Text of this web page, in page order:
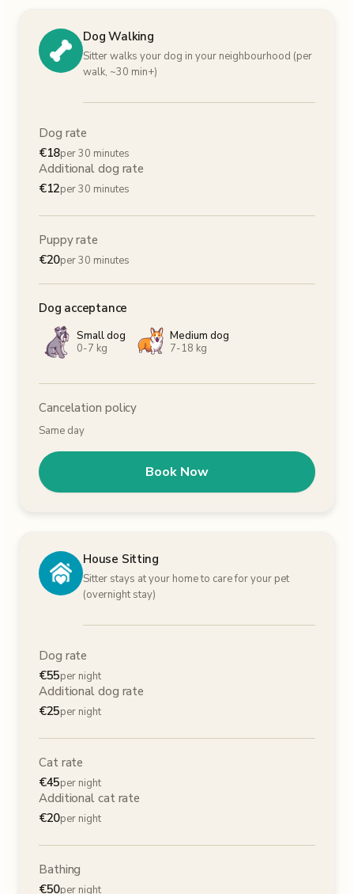
Dog Walking
Sitter walks your dog in your neighbourhood (per
walk, ~30 min+)
Dog rate
€18per 30 minutes
Additional dog rate
€12per 30 minutes
Puppy rate
€20per 30 minutes
Dog acceptance
Small dog
0-7 kg
Medium dog
7-18 kg
Cancelation policy
Same day
Book Now
House Sitting
Sitter stays at your home to care for your pet
(overnight stay)
Dog rate
€55per night
Additional dog rate
€25per night
Cat rate
€45per night
Additional cat rate
€20per night
Bathing
€50per night